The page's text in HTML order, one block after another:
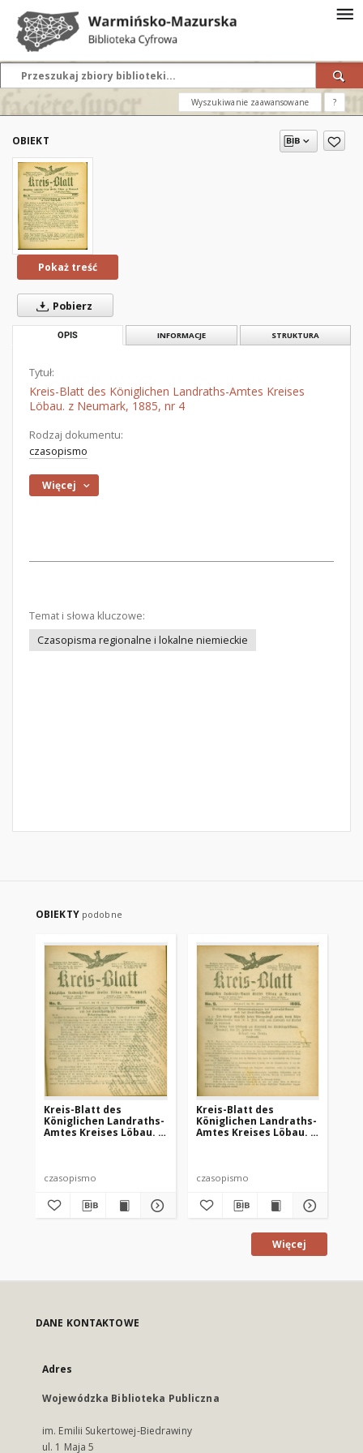
Wyszukiwanie zaawansowane ?
OBIEKT
Pokaż treść
Pobierz
OPIS INFORMACJE STRUKTURA
Tytuł:
Kreis-Blatt des Königlichen Landraths-Amtes Kreises
Löbau. z Neumark, 1885, nr 4
Rodzaj dokumentu:
czasopismo
Więcej
Temat i słowa kluczowe:
Czasopisma regionalne i lokalne niemieckie
OBIEKTY podobne
Kreis-Blatt des
Königlichen Landraths-
Amtes Kreises Löbau. z
czasopismo
Kreis-Blatt des
Königlichen Landraths-
Amtes Kreises Löbau. z
czasopismo
Więcej
DANE KONTAKTOWE
Adres
Wojewódzka Biblioteka Publiczna
im. Emilii Sukertowej-Biedrawiny
ul. 1 Maja 5